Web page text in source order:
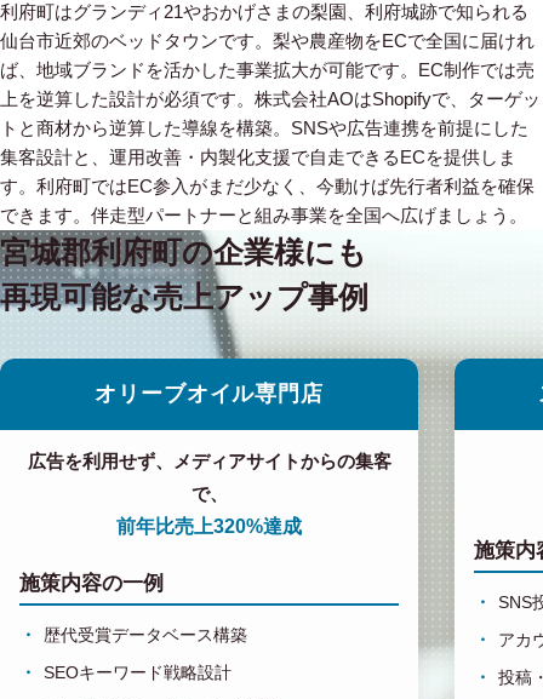
利府町はグランディ21やおかげさまの梨園、利府城跡で知られる
仙台市近郊のベッドタウンです。梨や農産物をECで全国に届けれ
ば、地域ブランドを活かした事業拡大が可能です。EC制作では売
上を逆算した設計が必須です。株式会社AOはShopifyで、ターゲッ
トと商材から逆算した導線を構築。SNSや広告連携を前提にした
集客設計と、運用改善・内製化支援で自走できるECを提供しま
す。利府町ではEC参入がまだ少なく、今動けば先行者利益を確保
できます。伴走型パートナーと組み事業を全国へ広げましょう。
宮城郡利府町の企業様にも
再現可能な売上アップ事例
オリーブオイル専門店
広告を利用せず、メディアサイトからの集客
で、
前年比売上320%達成
施策内容の一例
歴代受賞データベース構築
SEOキーワード戦略設計
施策内
SNS
アカ
投稿